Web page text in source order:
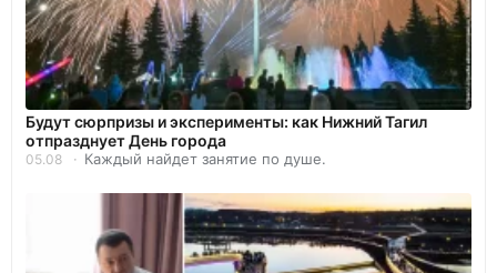
Будут сюрпризы и эксперименты: как Нижний Тагил
отпразднует День города
05.08 Каждый найдет занятие по душе.